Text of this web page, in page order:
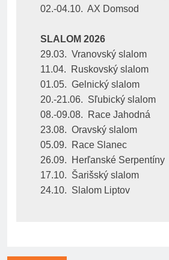
02.-04.10.  AX Domsod
SLALOM 2026
29.03.  Vranovský slalom
11.04.  Ruskovský slalom
01.05.  Gelnický slalom
20.-21.06.  Sľubický slalom
08.-09.08.  Race Jahodná
23.08.  Oravský slalom
05.09.  Race Slanec
26.09.  Herľanské Serpentíny
17.10.  Šarišský slalom
24.10.  Slalom Liptov